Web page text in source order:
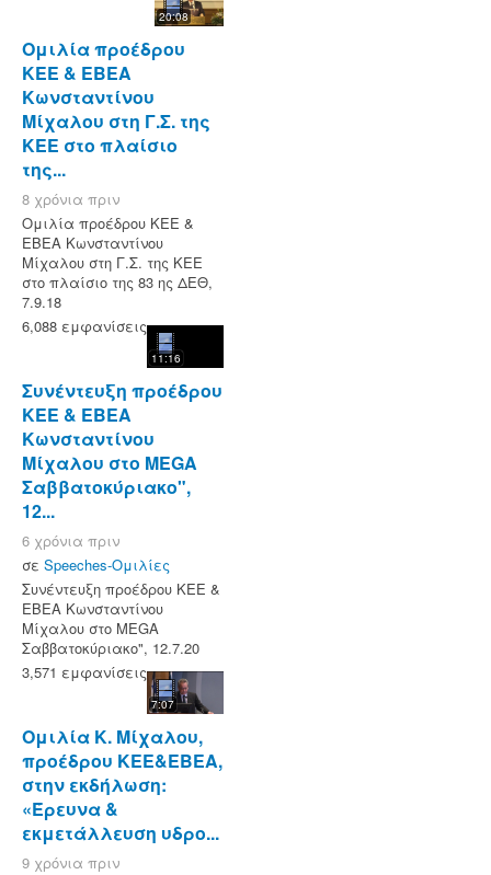
20:08
Ομιλία προέδρου
ΚΕΕ & ΕΒΕΑ
Κωνσταντίνου
Μίχαλου στη Γ.Σ. της
ΚΕΕ στο πλαίσιο
της...
8 χρόνια πριν
Ομιλία προέδρου ΚΕΕ &
ΕΒΕΑ Κωνσταντίνου
Μίχαλου στη Γ.Σ. της ΚΕΕ
στο πλαίσιο της 83 ης ΔΕΘ,
7.9.18
6,088 εμφανίσεις
11:16
Συνέντευξη προέδρου
ΚΕΕ & ΕΒΕΑ
Κωνσταντίνου
Μίχαλου στo MEGA
Σαββατοκύριακο",
12...
6 χρόνια πριν
σε Speeches-Ομιλίες
Συνέντευξη προέδρου ΚΕΕ &
ΕΒΕΑ Κωνσταντίνου
Μίχαλου στo MEGA
Σαββατοκύριακο", 12.7.20
3,571 εμφανίσεις
7:07
Ομιλία Κ. Μίχαλου,
προέδρου ΚΕΕ&ΕΒΕΑ,
στην εκδήλωση:
«Έρευνα &
εκμετάλλευση υδρο...
9 χρόνια πριν